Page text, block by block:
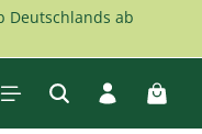
Deutschlands ab